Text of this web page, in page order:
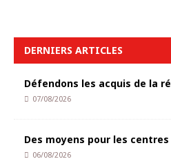
DERNIERS ARTICLES
Défendons les acquis de la
07/08/2026
Des moyens pour les
06/08/2026